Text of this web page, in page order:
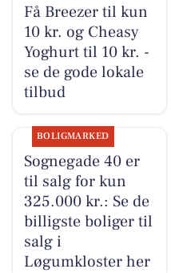
Få Breezer til kun
10 kr. og Cheasy
Yoghurt til 10 kr. -
se de gode lokale
tilbud
BOLIGMARKED
Sognegade 40 er
til salg for kun
325.000 kr.: Se de
billigste boliger til
salg i
Løgumkloster her